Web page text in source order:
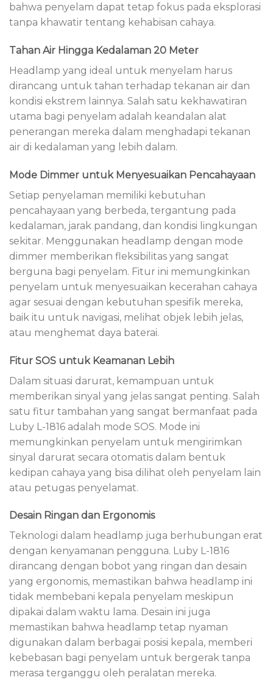
bahwa penyelam dapat tetap fokus pada eksplorasi
tanpa khawatir tentang kehabisan cahaya.
Tahan Air Hingga Kedalaman 20 Meter
Headlamp yang ideal untuk menyelam harus
dirancang untuk tahan terhadap tekanan air dan
kondisi ekstrem lainnya. Salah satu kekhawatiran
utama bagi penyelam adalah keandalan alat
penerangan mereka dalam menghadapi tekanan
air di kedalaman yang lebih dalam.
Mode Dimmer untuk Menyesuaikan Pencahayaan
Setiap penyelaman memiliki kebutuhan
pencahayaan yang berbeda, tergantung pada
kedalaman, jarak pandang, dan kondisi lingkungan
sekitar. Menggunakan headlamp dengan mode
dimmer memberikan fleksibilitas yang sangat
berguna bagi penyelam. Fitur ini memungkinkan
penyelam untuk menyesuaikan kecerahan cahaya
agar sesuai dengan kebutuhan spesifik mereka,
baik itu untuk navigasi, melihat objek lebih jelas,
atau menghemat daya baterai.
Fitur SOS untuk Keamanan Lebih
Dalam situasi darurat, kemampuan untuk
memberikan sinyal yang jelas sangat penting. Salah
satu fitur tambahan yang sangat bermanfaat pada
Luby L-1816 adalah mode SOS. Mode ini
memungkinkan penyelam untuk mengirimkan
sinyal darurat secara otomatis dalam bentuk
kedipan cahaya yang bisa dilihat oleh penyelam lain
atau petugas penyelamat.
Desain Ringan dan Ergonomis
Teknologi dalam headlamp juga berhubungan erat
dengan kenyamanan pengguna. Luby L-1816
dirancang dengan bobot yang ringan dan desain
yang ergonomis, memastikan bahwa headlamp ini
tidak membebani kepala penyelam meskipun
dipakai dalam waktu lama. Desain ini juga
memastikan bahwa headlamp tetap nyaman
digunakan dalam berbagai posisi kepala, memberi
kebebasan bagi penyelam untuk bergerak tanpa
merasa terganggu oleh peralatan mereka.